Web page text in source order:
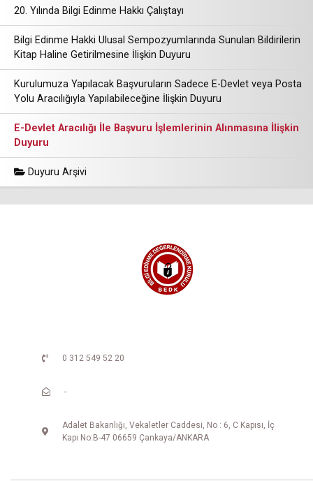
20. Yılında Bilgi Edinme Hakkı Çalıştayı
Bilgi Edinme Hakki Ulusal Sempozyumlarında Sunulan Bildirilerin
Kitap Haline Getirilmesine İlişkin Duyuru
Kurulumuza Yapılacak Başvuruların Sadece E-Devlet veya Posta
Yolu Aracılığıyla Yapılabileceğine İlişkin Duyuru
E-Devlet Aracılığı İle Başvuru İşlemlerinin Alınmasına İlişkin
Duyuru
Duyuru Arşivi
0 312 549 52 20
-
Adalet Bakanlığı, Vekaletler Caddesi, No : 6, C Kapısı, İç
Kapı No:B-47 06659 Çankaya/ANKARA